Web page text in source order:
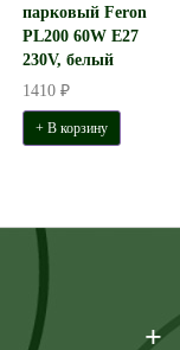
парковый Feron
PL200 60W E27
230V, белый
1410 ₽
+ В корзину
+